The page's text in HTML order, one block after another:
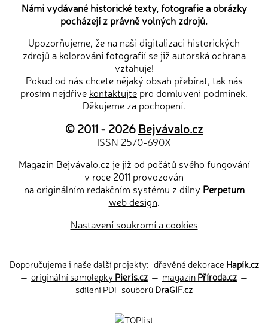
Námi vydávané historické texty, fotografie a obrázky
pocházejí z právně volných zdrojů.
Upozorňujeme, že na naši digitalizaci historických
zdrojů a kolorování fotografií se již autorská ochrana
vztahuje!
Pokud od nás chcete nějaký obsah přebírat, tak nás
prosím nejdříve kontaktujte pro domluvení podmínek.
Děkujeme za pochopení.
© 2011 - 2026Bejvávalo.cz
ISSN 2570-690X
Magazín Bejvávalo.cz je již od počátů svého fungování
v roce 2011 provozován
na originálním redakčním systému z dílny Perpetum
web design.
Nastavení soukromí a cookies
Doporučujeme i naše další projekty: dřevěné dekorace Hapík.cz
— originální samolepkyPieris.cz — magazínPříroda.cz —
sdílení PDF souborůDraGIF.cz